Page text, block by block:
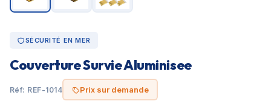
SÉCURITÉ EN MER
Couverture Survie Aluminisee
Réf: REF-1014 Prix sur demande